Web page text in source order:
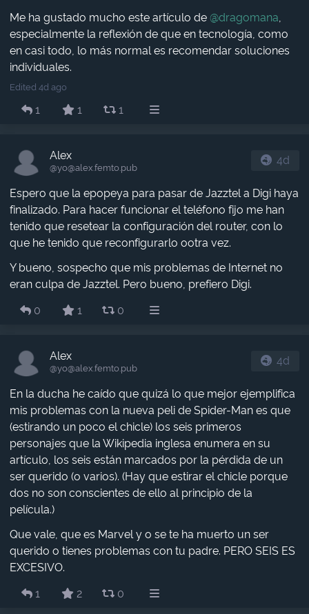
Me ha gustado mucho este artículo de @dragomana,
especialmente la reflexión de que en tecnología, como
en casi todo, lo más normal es recomendar soluciones
individuales.
Edited 4d ago
1 1 1
Alex
@yo​@alex.femto.pub
4d
Espero que la epopeya para pasar de Jazztel a Digi haya
finalizado. Para hacer funcionar el teléfono fijo me han
tenido que resetear la configuración del router, con lo
que he tenido que reconfigurarlo ootra vez.
Y bueno, sospecho que mis problemas de Internet no
eran culpa de Jazztel. Pero bueno, prefiero Digi.
0
1 0
Alex
@yo​@alex.femto.pub
4d
En la ducha he caído que quizá lo que mejor ejemplifica
mis problemas con la nueva peli de Spider-Man es que
(estirando un poco el chicle) los seis primeros
personajes que la Wikipedia inglesa enumera en su
artículo, los seis están marcados por la pérdida de un
ser querido (o varios). (Hay que estirar el chicle porque
dos no son conscientes de ello al principio de la
película.)
Que vale, que es Marvel y o se te ha muerto un ser
querido o tienes problemas con tu padre. PERO SEIS ES
EXCESIVO.
1
2 0